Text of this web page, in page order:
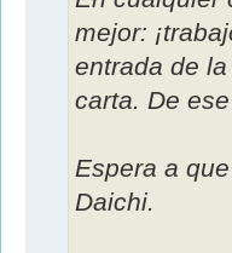
mejor:
entrada de
carta. De
Espera a
Daichi.